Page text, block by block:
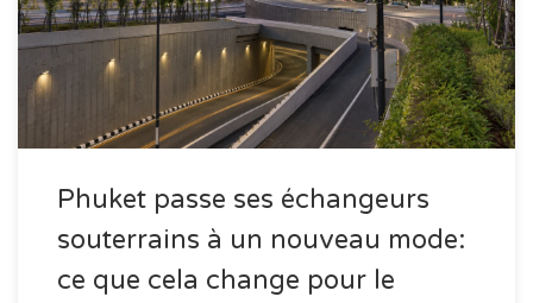
Phuket passe ses échangeurs
souterrains à un nouveau mode:
ce que cela change pour le